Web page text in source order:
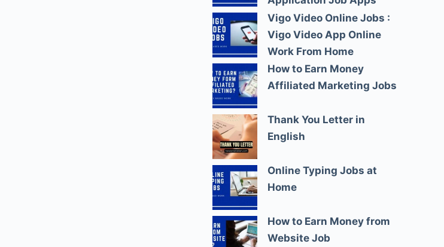
Vigo Video Online Jobs :
Vigo Video App Online
Work From Home
How to Earn Money
Affiliated Marketing Jobs
Thank You Letter in
English
Online Typing Jobs at
Home
How to Earn Money from
Website Job